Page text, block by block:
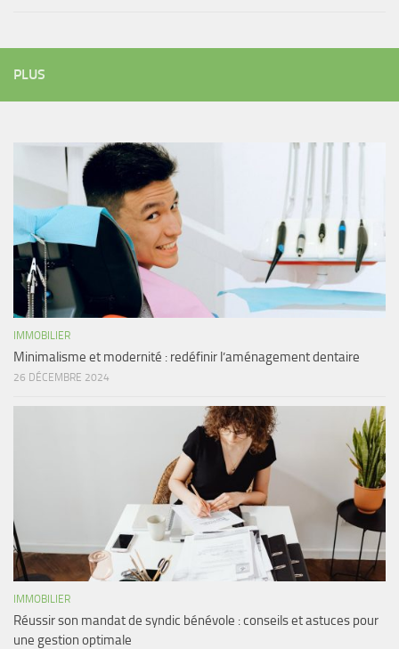
PLUS
IMMOBILIER
Minimalisme et modernité : redéfinir l’aménagement dentaire
26 DÉCEMBRE 2024
IMMOBILIER
Réussir son mandat de syndic bénévole : conseils et astuces pour
une gestion optimale